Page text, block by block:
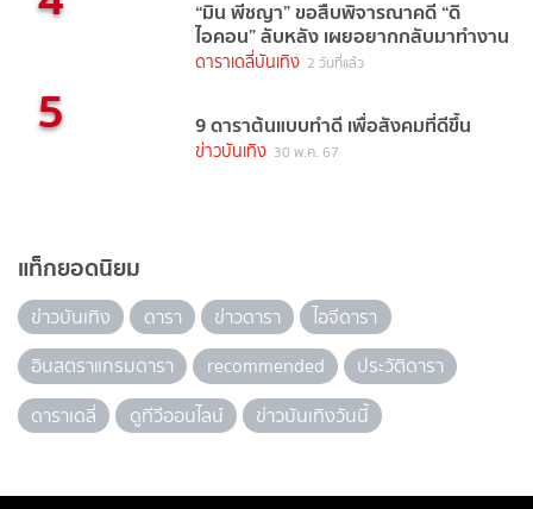
“มิน พีชญา” ขอสืบพิจารณาคดี “ดิ
ไอคอน” ลับหลัง เผยอยากกลับมาทำงาน
ดาราเดลี่บันเทิง 2 วันที่แล้ว
5 9 ดาราต้นแบบทำดี เพื่อสังคมที่ดีขึ้น
ข่าวบันเทิง 30 พ.ค. 67
แท็กยอดนิยม
ข่าวบันเทิง ดารา ข่าวดารา
ไอจีดารา
อินสตราแกรมดารา
recommended
ประวัติดารา
ดาราเดลี่
ดูทีวีออนไลน์ ข่าวบันเทิงวันนี้